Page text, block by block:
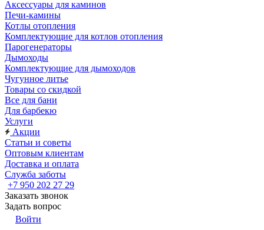
Аксессуары для каминов
Печи-камины
Котлы отопления
Комплектующие для котлов отопления
Парогенераторы
Дымоходы
Комплектующие для дымоходов
Чугунное литье
Товары со скидкой
Все для бани
Для барбекю
Услуги
Акции
Статьи и советы
Оптовым клиентам
Доставка и оплата
Служба заботы
+7 950 202 27 29
Заказать звонок
Задать вопрос
Войти